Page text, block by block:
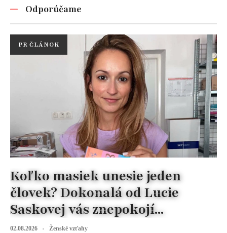
Odporúčame
PR ČLÁNOK
Koľko masiek unesie jeden
človek? Dokonalá od Lucie
Saskovej vás znepokojí...
02.08.2026 Ženské vzťahy